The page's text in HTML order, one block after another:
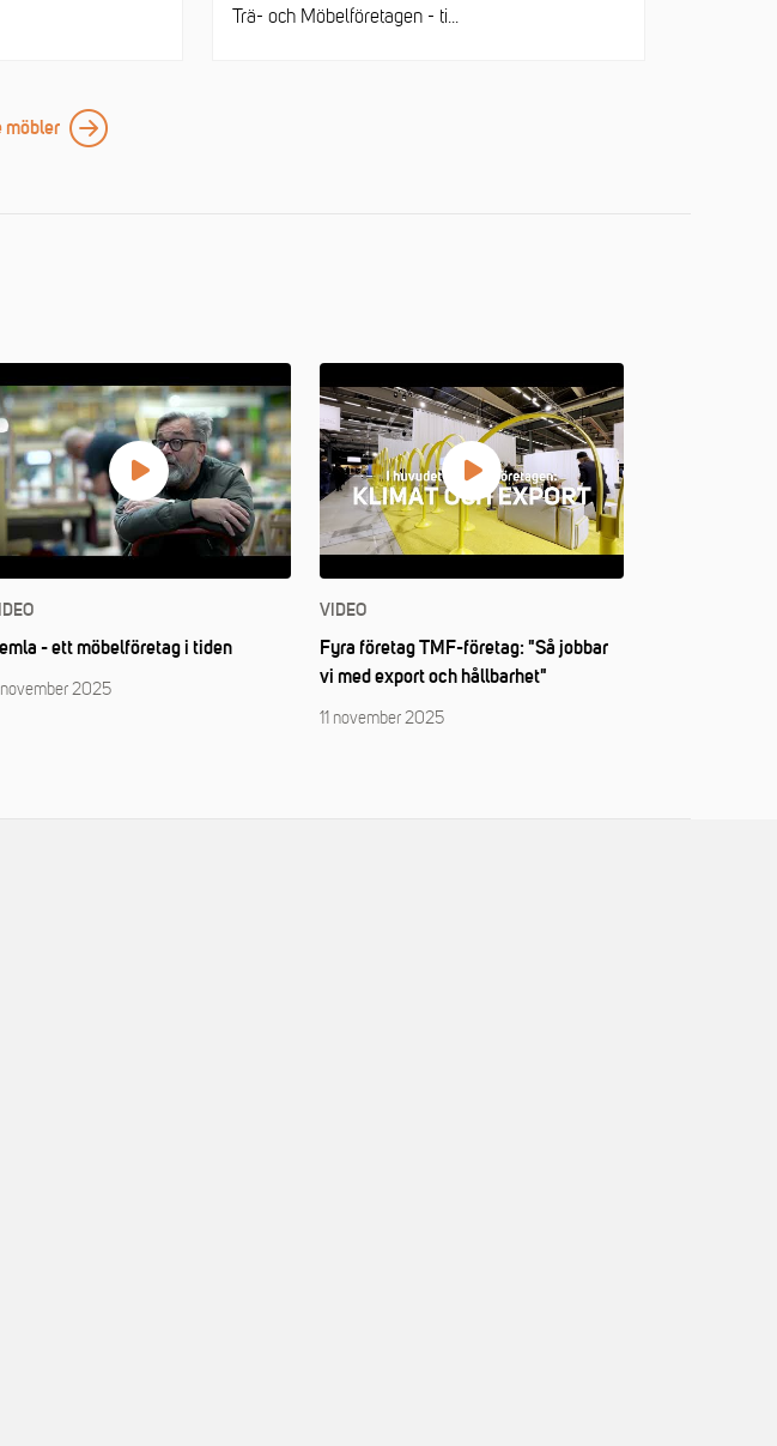
Trä- och Möbelföretagen - ti...
möbler
- ett möbelföretag i tiden
november 2025
VIDEO
Fyra företag TMF-företag: "Så jobbar
vi med export och hållbarhet"
11 november 2025